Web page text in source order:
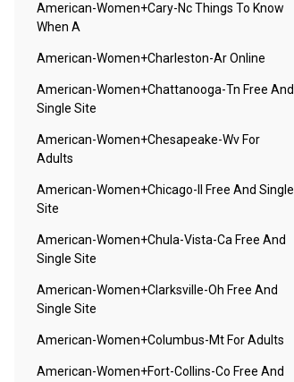
American-Women+cary-Nc Things To Know
When A
American-Women+charleston-Ar Online
American-Women+chattanooga-Tn Free And
Single Site
American-Women+chesapeake-Wv For
Adults
American-Women+chicago-Il Free And Single
Site
American-Women+chula-Vista-Ca Free And
Single Site
American-Women+clarksville-Oh Free And
Single Site
American-Women+columbus-Mt For Adults
American-Women+fort-Collins-Co Free And